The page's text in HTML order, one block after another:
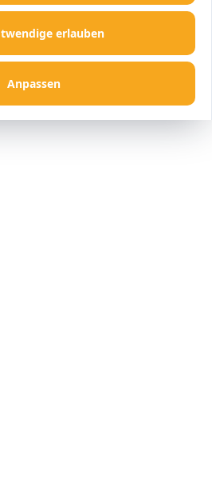
erlauben
Anpassen